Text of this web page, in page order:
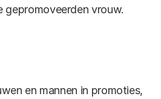
gepromoveerden vrouw.
en mannen in promoties,